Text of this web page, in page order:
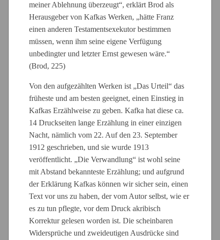
meiner Ablehnung überzeugt“, erklärt Brod als
Herausgeber von Kafkas Werken, „hätte Franz
einen anderen Testamentsexekutor bestimmen
müssen, wenn ihm seine eigene Verfügung
unbedingter und letzter Ernst gewesen wäre.“
(Brod, 225)
Von den aufgezählten Werken ist „Das Urteil“ das
früheste und am besten geeignet, einen Einstieg in
Kafkas Erzählweise zu geben. Kafka hat diese ca.
14 Druckseiten lange Erzählung in einer einzigen
Nacht, nämlich vom 22. Auf den 23. September
1912 geschrieben, und sie wurde 1913
veröffentlicht. „Die Verwandlung“ ist wohl seine
mit Abstand bekannteste Erzählung; und aufgrund
der Erklärung Kafkas können wir sicher sein, einen
Text vor uns zu haben, der vom Autor selbst, wie er
es zu tun pflegte, vor dem Druck akribisch
Korrektur gelesen worden ist. Die scheinbaren
Widersprüche und zweideutigen Ausdrücke sind